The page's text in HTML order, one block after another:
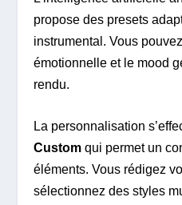
propose des presets
instrumental. Vous
émotionnelle et le mood
rendu.
La personnalisation
Custom qui permet un
éléments. Vous rédigez
sélectionnez des styles